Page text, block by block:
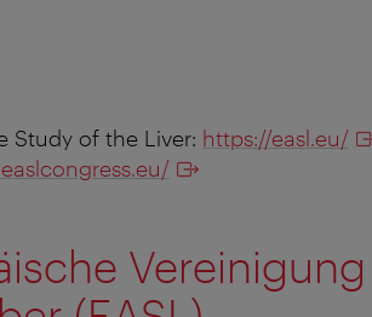
Study of the Liver: https://easl.eu/